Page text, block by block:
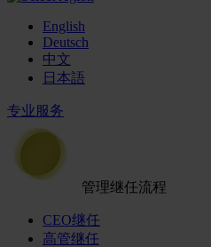
English
Deutsch
中文
日本語
专业服务
管理继任流程
CEO继任
高管继任